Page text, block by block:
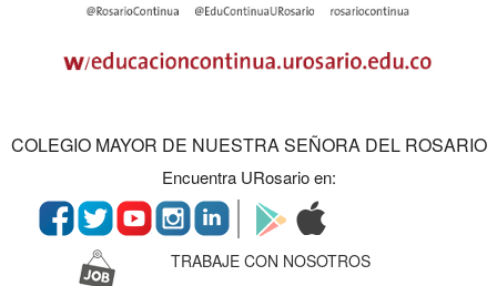
COLEGIO MAYOR DE NUESTRA SEÑORA DEL ROSARIO
Encuentra URosario en:
TRABAJE CON NOSOTROS